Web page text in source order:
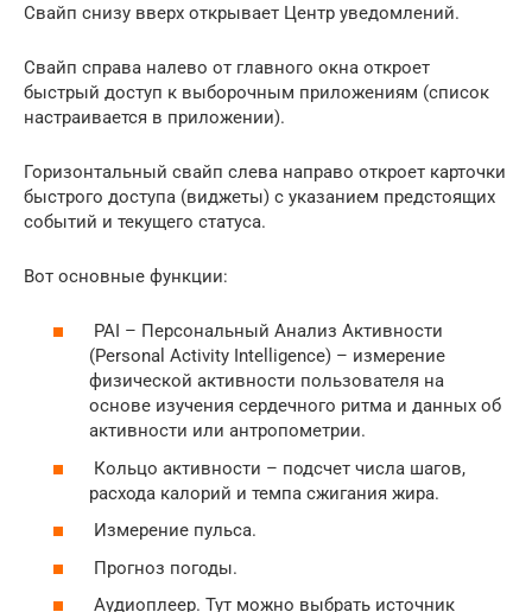
Свайп снизу вверх открывает Центр уведомлений.
Свайп справа налево от главного окна откроет
быстрый доступ к выборочным приложениям (список
настраивается в приложении).
Горизонтальный свайп слева направо откроет карточки
быстрого доступа (виджеты) с указанием предстоящих
событий и текущего статуса.
Вот основные функции:
PAI – Персональный Анализ Активности
(Personal Activity Intelligence) – измерение
физической активности пользователя на
основе изучения сердечного ритма и данных об
активности или антропометрии.
Кольцо активности – подсчет числа шагов,
расхода калорий и темпа сжигания жира.
Измерение пульса.
Прогноз погоды.
Аудиоплеер. Тут можно выбрать источник